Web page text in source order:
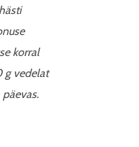
korral
g vedelat